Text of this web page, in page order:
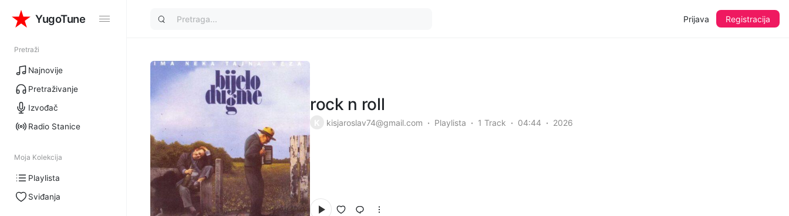
YugoTune Prijava Registracija
YugoTune
Pretraži
Najnovije
Pretraživanje
Izvođač
Radio Stanice
Moja Kolekcija
Playlista
Sviđanja
rock n roll
kisjaroslav74@gmail.com Playlista 1 Track 04:44 2026